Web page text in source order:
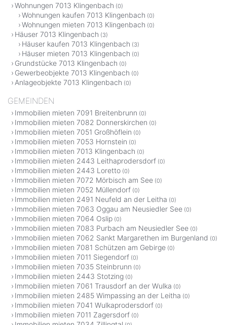
Wohnungen 7013 Klingenbach (0)
Wohnungen kaufen 7013 Klingenbach (0)
Wohnungen mieten 7013 Klingenbach (0)
Häuser 7013 Klingenbach (3)
Häuser kaufen 7013 Klingenbach (3)
Häuser mieten 7013 Klingenbach (0)
Grundstücke 7013 Klingenbach (0)
Gewerbeobjekte 7013 Klingenbach (0)
Anlageobjekte 7013 Klingenbach (0)
GEMEINDEN
Immobilien mieten 7091 Breitenbrunn (0)
Immobilien mieten 7082 Donnerskirchen (0)
Immobilien mieten 7051 Großhöflein (0)
Immobilien mieten 7053 Hornstein (0)
Immobilien mieten 7013 Klingenbach (0)
Immobilien mieten 2443 Leithaprodersdorf (0)
Immobilien mieten 2443 Loretto (0)
Immobilien mieten 7072 Mörbisch am See (0)
Immobilien mieten 7052 Müllendorf (0)
Immobilien mieten 2491 Neufeld an der Leitha (0)
Immobilien mieten 7063 Oggau am Neusiedler See (0)
Immobilien mieten 7064 Oslip (0)
Immobilien mieten 7083 Purbach am Neusiedler See (0)
Immobilien mieten 7062 Sankt Margarethen im Burgenland (0)
Immobilien mieten 7081 Schützen am Gebirge (0)
Immobilien mieten 7011 Siegendorf (0)
Immobilien mieten 7035 Steinbrunn (0)
Immobilien mieten 2443 Stotzing (0)
Immobilien mieten 7061 Trausdorf an der Wulka (0)
Immobilien mieten 2485 Wimpassing an der Leitha (0)
Immobilien mieten 7041 Wulkaprodersdorf (0)
Immobilien mieten 7011 Zagersdorf (0)